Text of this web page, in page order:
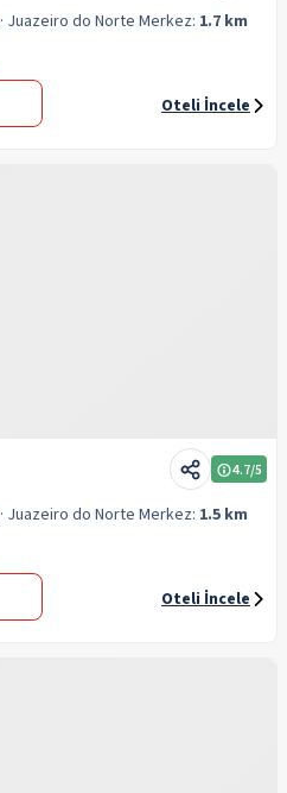
· Juazeiro do Norte Merkez: 1.7 km
Oteli İncele
4.7/5
· Juazeiro do Norte Merkez: 1.5 km
Oteli İncele